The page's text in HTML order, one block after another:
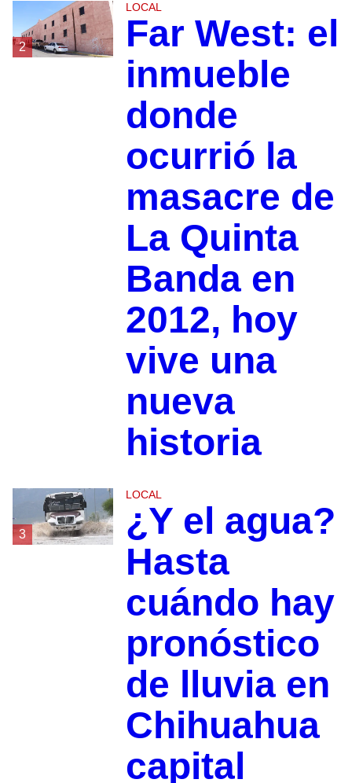
2
LOCAL
Far West: el
inmueble
donde
ocurrió la
masacre de
La Quinta
Banda en
2012, hoy
vive una
nueva
historia
3
LOCAL
¿Y el agua?
Hasta
cuándo hay
pronóstico
de lluvia en
Chihuahua
capital